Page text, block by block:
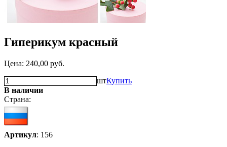
Гиперикум красный
Цена: 240,00 руб.
штКупить
В наличии
Страна:
Артикул: 156